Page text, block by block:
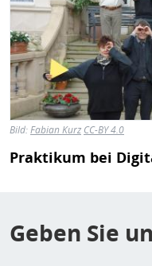
Bild:Fabian Kurz CC-BY 4.0
Praktikum bei
Geben Sie